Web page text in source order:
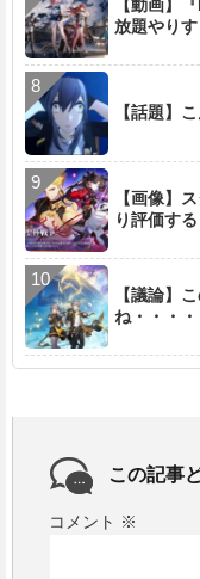
【動画】
放題やり
【話題】
【画像】
り評価す
【議論】
ね・・・・
この記事
コメント ※